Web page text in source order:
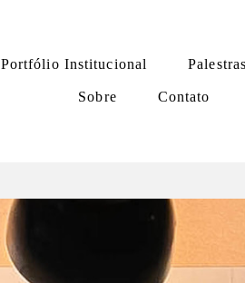
Portfólio Institucional
Sobre Contato